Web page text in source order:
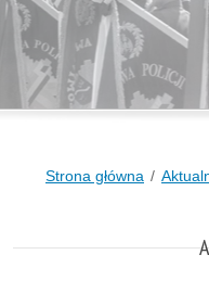
Strona główna